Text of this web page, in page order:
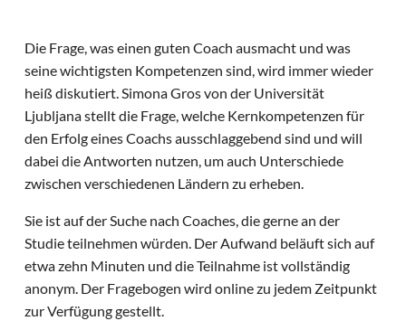
Die Frage, was einen guten Coach ausmacht und was
seine wichtigsten Kompetenzen sind, wird immer wieder
heiß diskutiert. Simona Gros von der Universität
Ljubljana stellt die Frage, welche Kernkompetenzen für
den Erfolg eines Coachs ausschlaggebend sind und will
dabei die Antworten nutzen, um auch Unterschiede
zwischen verschiedenen Ländern zu erheben.
Sie ist auf der Suche nach Coaches, die gerne an der
Studie teilnehmen würden. Der Aufwand beläuft sich auf
etwa zehn Minuten und die Teilnahme ist vollständig
anonym. Der Fragebogen wird online zu jedem Zeitpunkt
zur Verfügung gestellt.